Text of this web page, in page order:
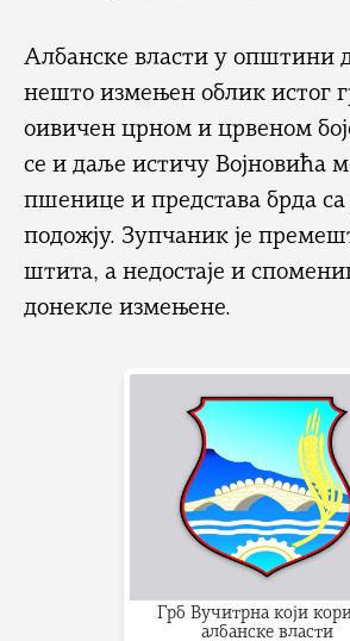
Албанске власти у општини
нешто измењен облик истог
оивичен црном и црвеном
се и даље истичу Војновића
пшенице и представа брда
подожју. Зупчаник је
штита, а недостаје и
донекле измењене.
Грб Вучитрна који
албанске власти